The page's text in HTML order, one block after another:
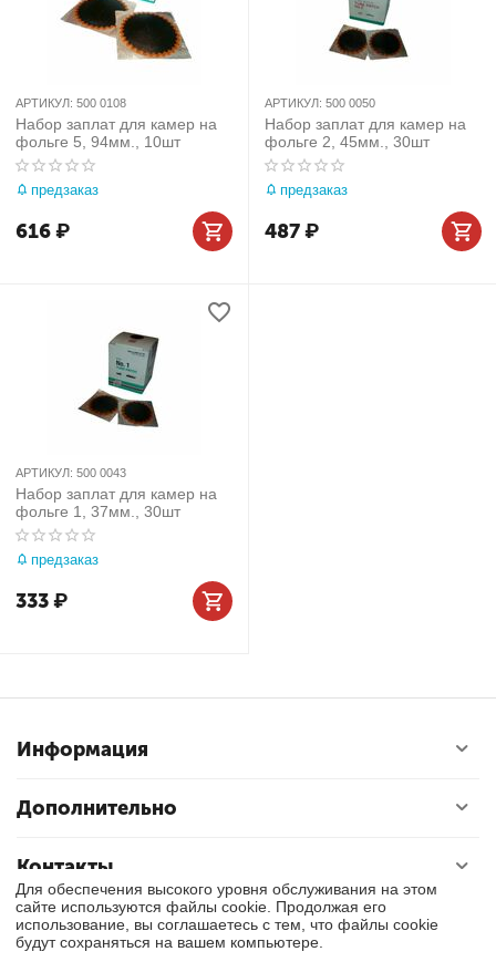
АРТИКУЛ: 500 0108
Набор заплат для камер на
фольге 5, 94мм., 10шт
предзаказ
616₽
АРТИКУЛ: 500 0050
Набор заплат для камер на
фольге 2, 45мм., 30шт
предзаказ
487₽
АРТИКУЛ: 500 0043
Набор заплат для камер на
фольге 1, 37мм., 30шт
предзаказ
333₽
Информация
Дополнительно
Контакты
© 2017 - 2026 Тулса. Все права защищены.
Для обеспечения высокого уровня обслуживания на этом
сайте используются файлы cookie. Продолжая его
использование, вы соглашаетесь с тем, что файлы cookie
будут сохраняться на вашем компьютере.